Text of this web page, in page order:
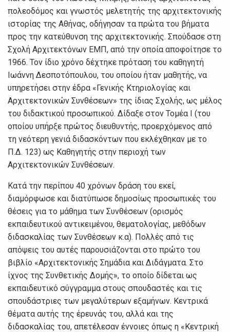
πολεοδόμος και γνωστός μελετητής της αρχιτεκτονικής
ιστορίας της Αθήνας, οδήγησαν τα πρώτα του βήματα
προς την κατεύθυνση της αρχιτεκτονικής. Σπούδασε στη
Σχολή Αρχιτεκτόνων ΕΜΠ, από την οποία αποφοίτησε το
1966. Τον ίδιο χρόνο δέχτηκε πρόταση του καθηγητή
Ιωάννη Δεσποτόπουλου, του οποίου ήταν μαθητής, να
υπηρετήσει στην έδρα «Γενικής Κτηριολογίας και
Αρχιτεκτονικών Συνθέσεων» της ίδιας Σχολής, ως μέλος
του διδακτικού προσωπικού. Δίδαξε στον Τομέα Ι (του
οποίου υπήρξε πρώτος διευθυντής, προερχόμενος από
τη νεότερη γενιά διδασκόντων που εκλέχθηκαν με το
Π.Δ. 123) ως Καθηγητής στην περιοχή των
Αρχιτεκτονικών Συνθέσεων.
Κατά την περίπου 40 χρόνων δράση του εκεί,
διαμόρφωσε και διατύπωσε δημοσίως προσωπικές του
θέσεις για το μάθημα των Συνθέσεων (ορισμός
εκπαιδευτικού αντικειμένου, θεματολογίας, μεθόδων
διδασκαλίας των Συνθέσεων κ.α). Πολλές από τις
απόψεις του αυτές παρουσιάζονται στο πρώτο του
βιβλίο «Αρχιτεκτονικής Σημάδια και Διδάγματα. Στο
ίχνος της Συνθετικής Δομής», το οποίο δίδεται ως
εκπαιδευτικό σύγγραμμα στους σπουδαστές και τις
σπουδάστριες των μεγαλύτερων εξαμήνων. Κεντρικά
θέματα αυτής της έρευνάς του, αλλά και της
διδασκαλίας του, απετέλεσαν έννοιες όπως η «Κεντρική